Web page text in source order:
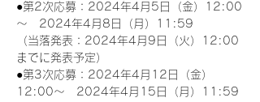
●第2次応募：2024年4月5日（金）12:00
～　2024年4月8日（月）11:59
（当落発表：2024年4月9日（火）12:00
までに発表予定）
●第3次応募：2024年4月12日（金）
12:00～　2024年4月15日（月）11:59